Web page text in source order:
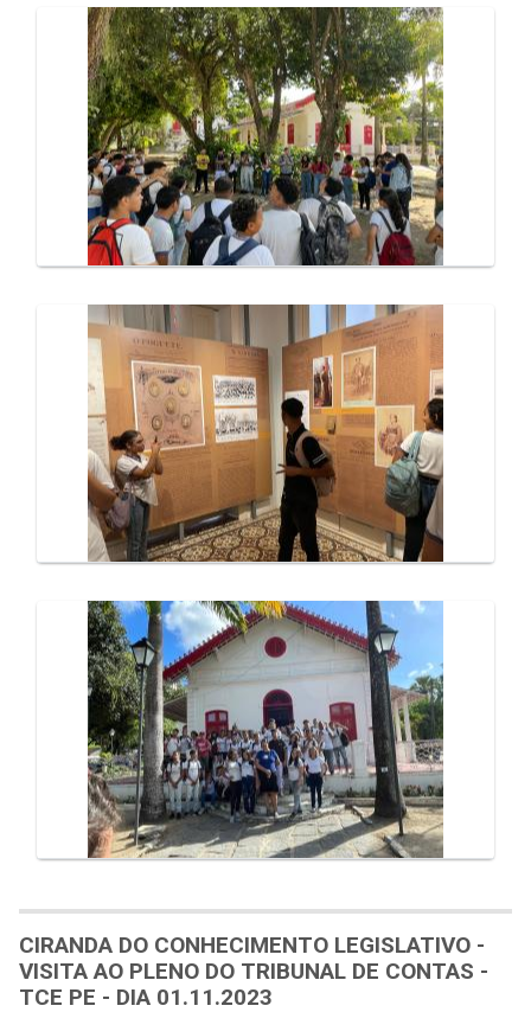
CIRANDA DO CONHECIMENTO LEGISLATIVO -
VISITA AO PLENO DO TRIBUNAL DE CONTAS -
TCE PE - DIA 01.11.2023